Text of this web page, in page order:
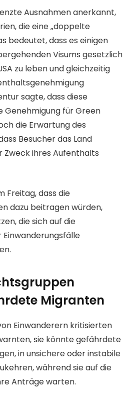
Ausnahmen anerkannt,
die eine „doppelte
bedeutet, dass es einigen
Visums gesetzlich
zu leben und gleichzeitig
sagte, dass diese
Genehmigung für Green
die Erwartung des
Besucher das Land
Zweck ihres Aufenthalts
Freitag, dass die
dazu beitragen würden,
die sich auf die
Migranten
Einwanderern kritisierten
sie könnte gefährdete
in unsichere oder instabile
während sie auf die
Anträge warten.